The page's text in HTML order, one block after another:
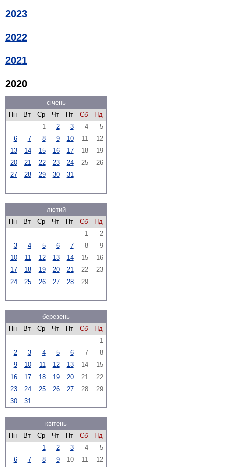
2023
2022
2021
2020
січень
Пн
Вт Ср Чт Пт Сб
Нд
1
2 3 4
5
6
7 8 9 10 11
12
13
14 15 16 17 18
19
20
21 22 23 24 25
26
27
28 29 30 31
лютий
Пн
Вт Ср Чт Пт Сб
Нд
1
2
3
4 5 6 7 8
9
10
11 12 13 14 15
16
17
18 19 20 21 22
23
24
25 26 27 28 29
березень
Пн
Вт Ср Чт Пт Сб
Нд
1
2
3 4 5 6 7
8
9
10 11 12 13 14
15
16
17 18 19 20 21
22
23
24 25 26 27 28
29
30
31
квітень
Пн
Вт Ср Чт Пт Сб
Нд
1
2 3 4
5
6
7 8 9 10 11
12